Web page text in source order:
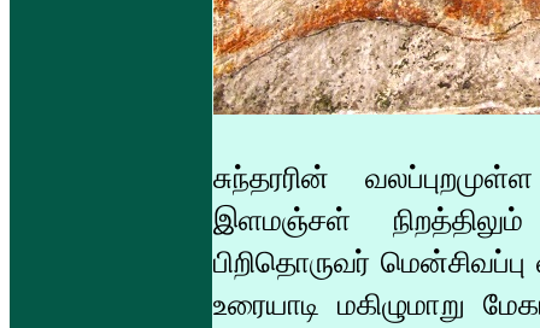
சுந்தரரின்
இளமஞ்சள்
பிறிதொருவர்
உரையாடி மகிழுமாறு